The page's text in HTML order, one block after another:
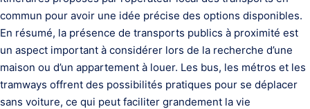
commun pour avoir une idée précise des options disponibles.
En résumé, la présence de transports publics à proximité est
un aspect important à considérer lors de la recherche d’une
maison ou d’un appartement à louer. Les bus, les métros et les
tramways offrent des possibilités pratiques pour se déplacer
sans voiture, ce qui peut faciliter grandement la vie